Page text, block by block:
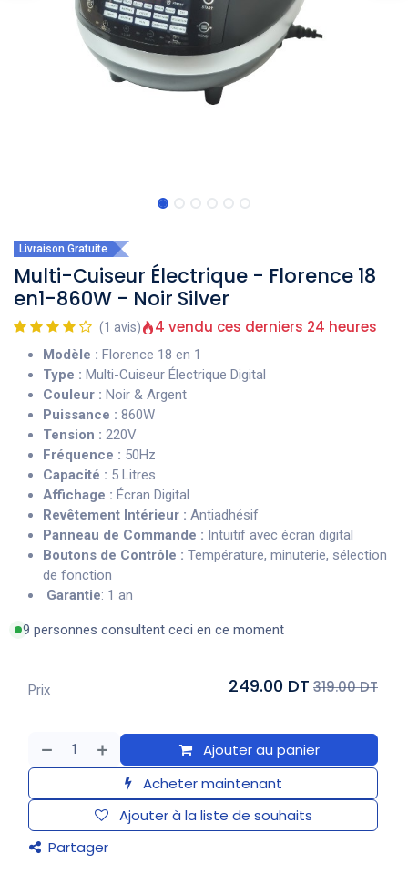
Livraison Gratuite
Multi-Cuiseur Électrique - Florence 18
en1-860W - Noir Silver
(1 avis) 4 vendu ces derniers 24 heures
Modèle : Florence 18 en 1
Type : Multi-Cuiseur Électrique Digital
Couleur : Noir & Argent
Puissance : 860W
Tension : 220V
Fréquence : 50Hz
Capacité : 5 Litres
Affichage : Écran Digital
Revêtement Intérieur : Antiadhésif
Panneau de Commande : Intuitif avec écran digital
Boutons de Contrôle : Température, minuterie, sélection
de fonction
Garantie: 1 an
9 personnes consultent ceci en ce moment
Ajouter au panier
Acheter maintenant
Ajouter à la liste de souhaits
Partager
Prix 249.00 DT 319.00 DT